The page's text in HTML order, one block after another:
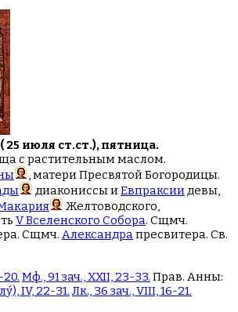
25 июля ст.ст.), пятница.
с растительным маслом.
, матери Пресвятой Богородицы.
диакониссы иЕвпраксиидевы,
Желтоводского,
V Вселенского Собора. Сщмч.
Сщмч. Александрапресвитера. Св.
20. Мф., 91 зач., XXII, 23-33. Прав. Анны:
IV, 22-31. Лк., 36 зач., VIII, 16-21.